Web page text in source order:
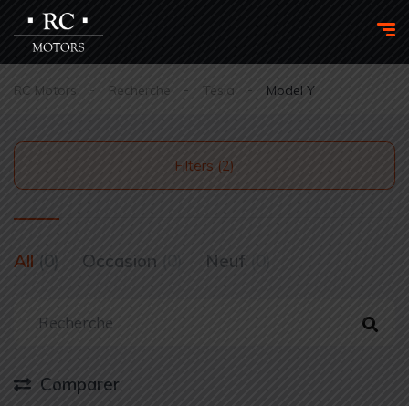
RC Motors Recherche Tesla Model Y
Filters (2)
All (0) Occasion Neuf
Comparer